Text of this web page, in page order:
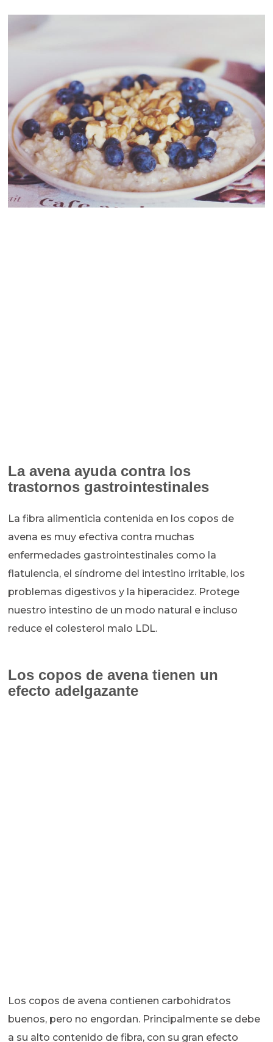
La avena ayuda contra los
trastornos gastrointestinales
La fibra alimenticia contenida en los copos de
avena es muy efectiva contra muchas
enfermedades gastrointestinales como la
flatulencia, el síndrome del intestino irritable, los
problemas digestivos y la hiperacidez. Protege
nuestro intestino de un modo natural e incluso
reduce el colesterol malo LDL.
Los copos de avena tienen un
efecto adelgazante
Los copos de avena contienen carbohidratos
buenos, pero no engordan. Principalmente se debe
a su alto contenido de fibra, con su gran efecto